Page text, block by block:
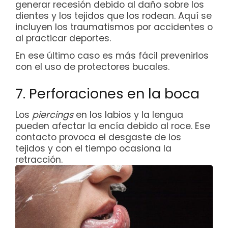
generar recesión debido al daño sobre los
dientes y los tejidos que los rodean. Aquí se
incluyen los traumatismos por accidentes o
al practicar deportes.
En ese último caso es más fácil prevenirlos
con el uso de protectores bucales.
7. Perforaciones en la boca
Los piercings en los labios y la lengua
pueden afectar la encía debido al roce. Ese
contacto provoca el desgaste de los
tejidos y con el tiempo ocasiona la
retracción.